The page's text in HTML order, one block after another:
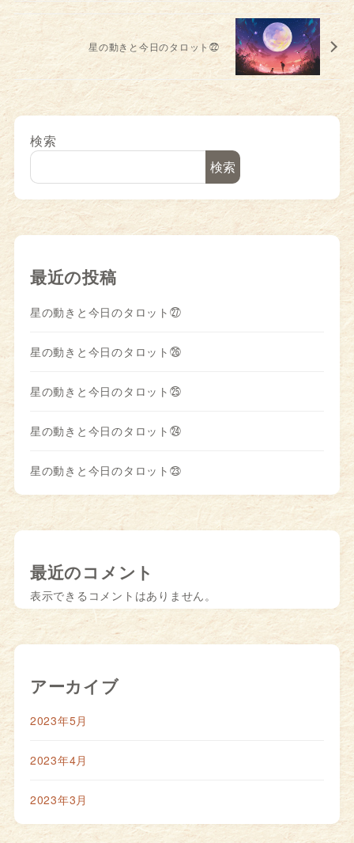
星の動きと今日のタロット㉒
検索
検索
最近の投稿
星の動きと今日のタロット㉗
星の動きと今日のタロット㉖
星の動きと今日のタロット㉕
星の動きと今日のタロット㉔
星の動きと今日のタロット㉓
最近のコメント
表示できるコメントはありません。
アーカイブ
2023年5月
2023年4月
2023年3月